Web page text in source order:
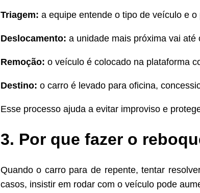
Triagem: a equipe entende o tipo de veículo e
Deslocamento: a unidade mais próxima vai até
Remoção: o veículo é colocado na plataforma
Destino: o carro é levado para oficina,
Esse processo ajuda a evitar improviso e
3. Por que fazer o
Quando o carro para de repente, tentar
casos, insistir em rodar com o veículo pode